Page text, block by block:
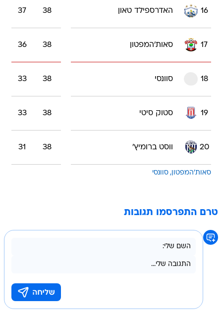
16 האדרספילד טאון 38
37
17 סאות'המפטון 38
36
18 סוונסי 38
33
19 סטוק סיטי 38
33
20 ווסט ברומיץ' 38
31
סאות'המפטון סוונסי
טרם התפרסמו תגובות